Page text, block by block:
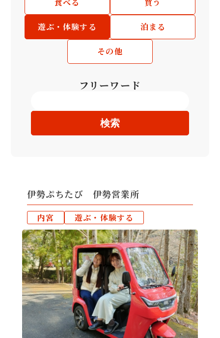
食べる 買う
遊ぶ・体験する 泊まる
その他
フリーワード
検索
伊勢ぷちたび 伊勢営業所
内宮 遊ぶ・体験する